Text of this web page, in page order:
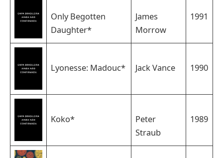
Only Begotten
Daughter*
James
Morrow
1991
Lyonesse: Madouc* Jack Vance 1990
Koko*
Peter
Straub
1989